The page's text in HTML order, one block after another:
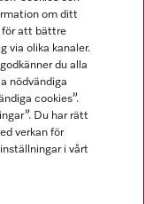
om ditt
för att bättre
via olika kanaler.
du alla
nödvändiga
cookies”.
Du har rätt
verkan för
i vårt